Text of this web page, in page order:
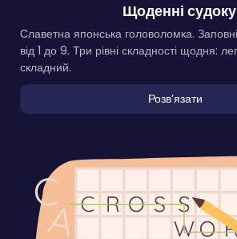
Щоденні судоку
Славетна японська головоломка.
від 1 до 9. Три рівні складності щодня:
складний.
Розвʼязати